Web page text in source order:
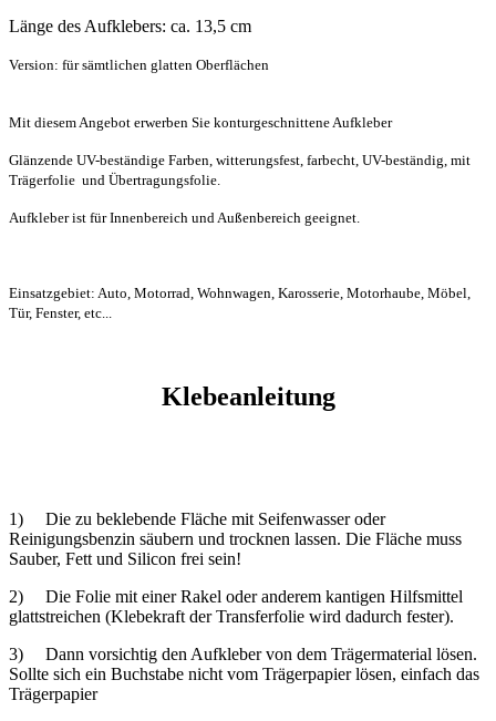
Länge des Aufklebers: ca. 13,5 cm
Version: für sämtlichen glatten Oberflächen
Mit diesem Angebot erwerben Sie konturgeschnittene Aufkleber
Glänzende UV-beständige Farben, witterungsfest, farbecht, UV-beständig, mit
Trägerfolie und Übertragungsfolie.
Aufkleber ist für Innenbereich und Außenbereich geeignet.
Einsatzgebiet: Auto, Motorrad, Wohnwagen, Karosserie, Motorhaube, Möbel,
Tür, Fenster, etc...
Klebeanleitung
1) Die zu beklebende Fläche mit Seifenwasser oder
Reinigungsbenzin säubern und trocknen lassen. Die Fläche muss
Sauber, Fett und Silicon frei sein!
2) Die Folie mit einer Rakel oder anderem kantigen Hilfsmittel
glattstreichen (Klebekraft der Transferfolie wird dadurch fester).
3) Dann vorsichtig den Aufkleber von dem Trägermaterial lösen.
Sollte sich ein Buchstabe nicht vom Trägerpapier lösen, einfach das
Trägerpapier